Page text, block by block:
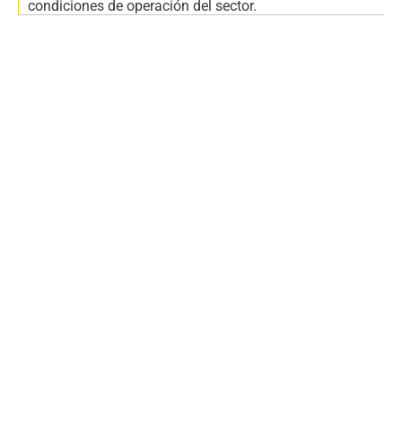
condiciones de operación del sector.